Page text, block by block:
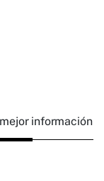
información